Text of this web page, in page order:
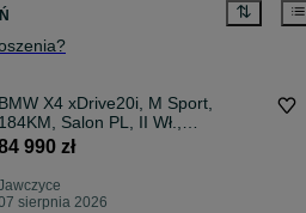
BMW X4 xDrive20i, M Sport,
184KM, Salon PL, II Wł.,
Bezwypadkowy, ASO, Harman
990 zł
sierpnia 2026